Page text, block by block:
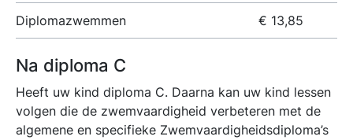
Diplomazwemmen € 13,85
Na diploma C
Heeft uw kind diploma C. Daarna kan uw kind lessen
volgen die de zwemvaardigheid verbeteren met de
algemene en specifieke Zwemvaardigheidsdiploma’s